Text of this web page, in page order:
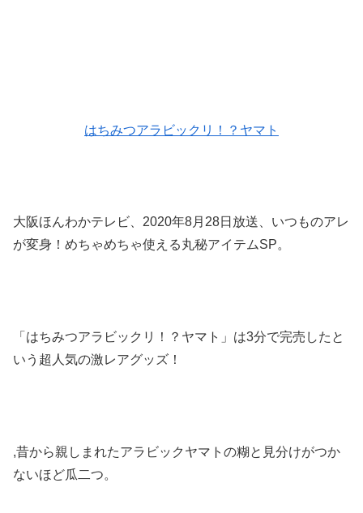
はちみつアラビックリ！？ヤマト
大阪ほんわかテレビ、2020年8月28日放送、いつものアレ
が変身！めちゃめちゃ使える丸秘アイテムSP。
「はちみつアラビックリ！？ヤマト」は3分で完売したと
いう超人気の激レアグッズ！
,昔から親しまれたアラビックヤマトの糊と見分けがつか
ないほど瓜二つ。